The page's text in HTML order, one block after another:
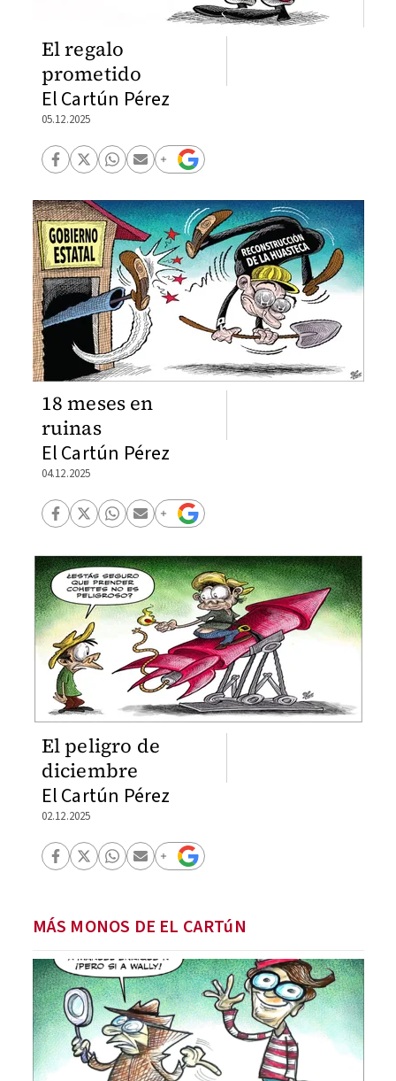
El regalo
prometido
El Cartún Pérez
05.12.2025
18 meses en
ruinas
El Cartún Pérez
04.12.2025
El peligro de
diciembre
El Cartún Pérez
02.12.2025
MÁS MONOS DE EL CARTúN